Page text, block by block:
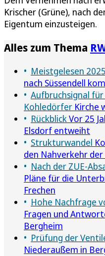
Krischer (Grüne), nach
Eigentum einzusteigen.
Alles zum Thema
Meistgelesen 2025
nach Süssendell
Aufbruchsignal
Kohledörfer Kirche
RückblickVor 25
Elsdorf entweiht
Strukturwandel
den Nahverkehr
Nach der ZUE-
Pläne für die
Frechen
Hohe Nachfrage
Fragen und
Bergheim
Prüfung der
Niederaußem in